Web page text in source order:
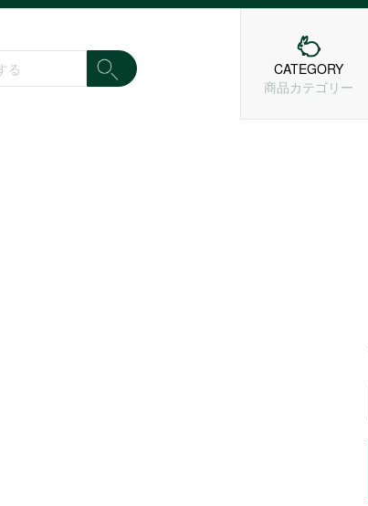
CATEGORY
商品カテゴリー